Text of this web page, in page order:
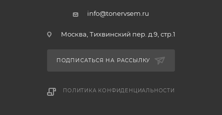
info@tonervsem.ru
Москва, Тихвинский пер. д.9, стр.1
ПОДПИСАТЬСЯ НА РАССЫЛКУ
ПОЛИТИКА КОНФИДЕНЦИАЛЬНОСТИ